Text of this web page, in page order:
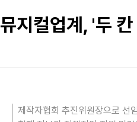
뮤지컬업계, '두
제작자협회 추진위원장으로 선